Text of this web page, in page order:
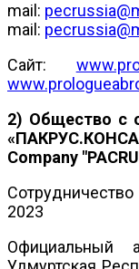
mail:
mail:
Сайт:
2) Общество с
Company
2023
Официальный